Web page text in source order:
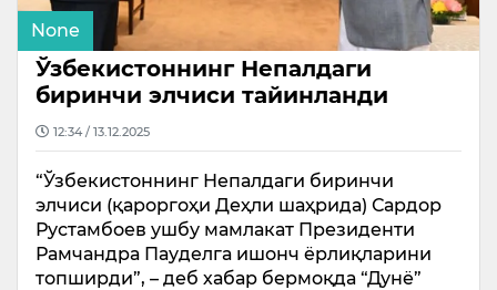
None
Ўзбекистоннинг Непалдаги
биринчи элчиси тайинланди
12:34 / 13.12.2025
“Ўзбекистоннинг Непалдаги биринчи
элчиси (қароргоҳи Деҳли шаҳрида) Сардор
Рустамбоев ушбу мамлакат Президенти
Рамчандра Пауделга ишонч ёрлиқларини
топширди”, – деб хабар бермоқда “Дунё”